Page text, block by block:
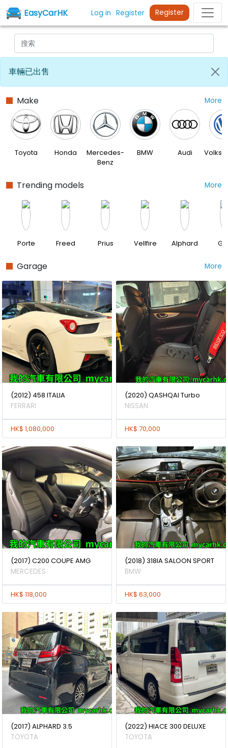
EasyCarHK Log in Register Register
車輛已出售
Make More
Toyota Honda
Mercedes-
Benz
BMW Audi
Trending models More
Porte Freed Prius Vellfire Alphard
Garage More
(2012) 458 ITALIA
FERRARI
HK$ 1,080,000
(2020) QASHQAI Turbo
NISSAN
HK$ 70,000
(2017) C200 COUPE AMG
MERCEDES
HK$ 118,000
(2018) 318IA SALOON SPORT
BMW
HK$ 63,000
(2017) ALPHARD 3.5
TOYOTA
(2022) HIACE 300 DELUXE
TOYOTA